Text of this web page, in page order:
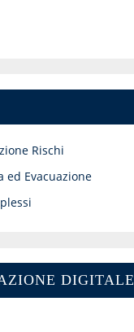
Rischi
ed Evacuazione
DIGITALE